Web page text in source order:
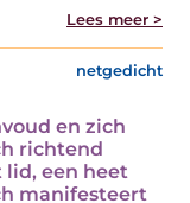
Lees meer >
netgedicht
en zich
richtend
lid, een heet
manifesteert